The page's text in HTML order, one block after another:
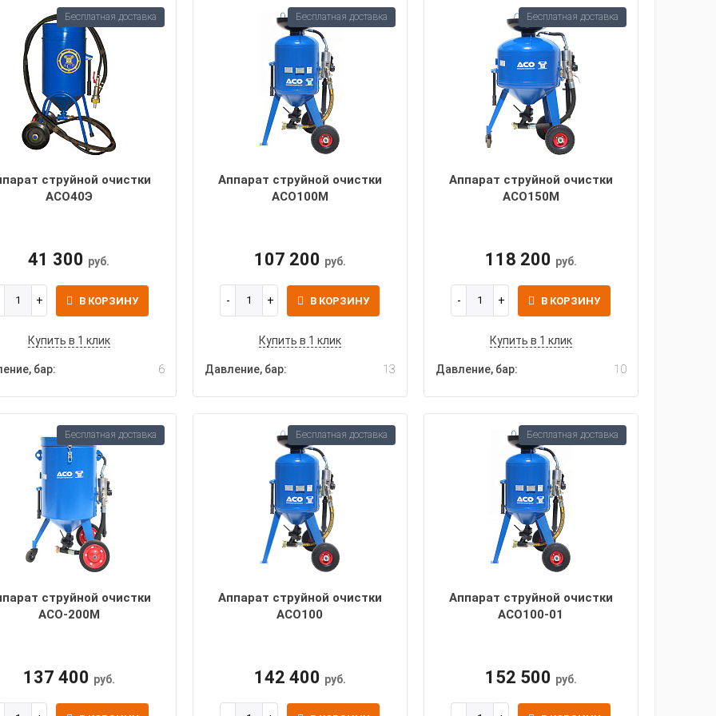
струйной очистки
АСО40Э
41 300 руб.
В КОРЗИНУ
Купить в 1 клик
бар: 6
Бесплатная доставка
Аппарат струйной очистки
АСО100М
107 200 руб.
В КОРЗИНУ
Купить в 1 клик
Давление, бар: 13
Бесплатная доставка
Аппарат струйной очистки
АСО150М
118 200 руб.
В КОРЗИНУ
Купить в 1 клик
Давление, бар: 10
Бесплатная доставка
струйной очистки
АСО-200М
137 400 руб.
Бесплатная доставка
Аппарат струйной очистки
АСО100
142 400 руб.
Бесплатная доставка
Аппарат струйной очистки
АСО100-01
152 500 руб.
Бесплатная доставка